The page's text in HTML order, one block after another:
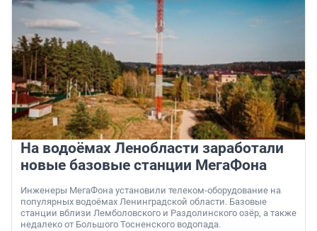
На водоёмах Ленобласти заработали
новые базовые станции МегаФона
Инженеры МегаФона установили телеком-оборудование на
популярных водоёмах Ленинградской области. Базовые
станции вблизи Лемболовского и Раздолинского озёр, а также
недалеко от Большого Тосненского водопада.